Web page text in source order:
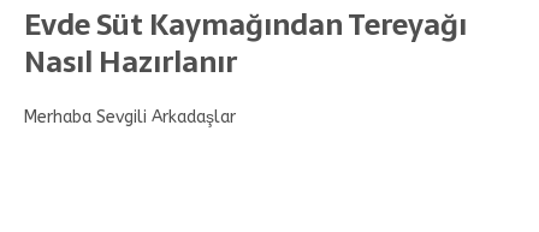
Evde Süt Kaymağından Tereyağı
Nasıl Hazırlanır
Merhaba Sevgili Arkadaşlar